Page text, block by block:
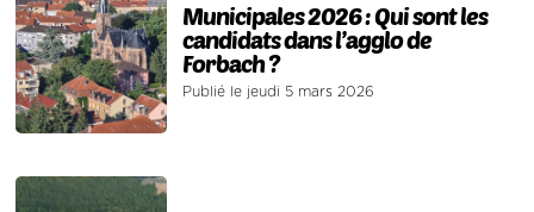
Municipales 2026 : Qui sont les
candidats dans l’agglo de
Forbach ?
Publié le jeudi 5 mars 2026